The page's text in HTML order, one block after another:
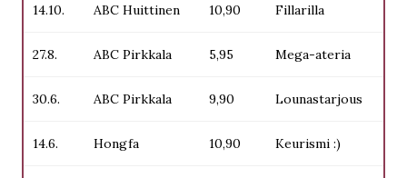
14.10. ABC Huittinen 10,90 Fillarilla
27.8. ABC Pirkkala 5,95 Mega-ateria
30.6. ABC Pirkkala 9,90 Lounastarjous
14.6. Hongfa 10,90 Keurismi :)